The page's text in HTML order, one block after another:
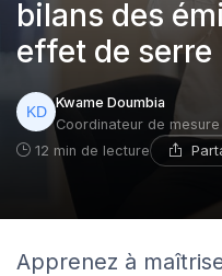
bilans des
effet de serre
Kwame Doumbia
Coordinateur de
12 min de lecture
Apprenez à